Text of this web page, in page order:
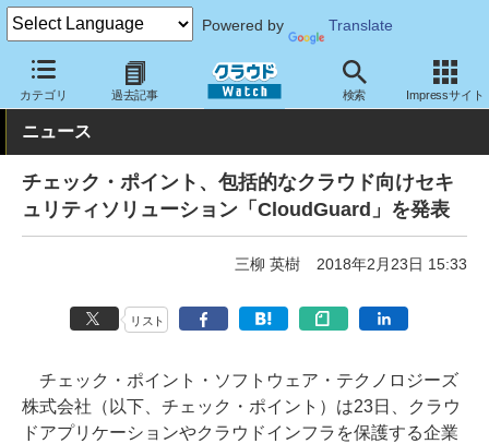
Powered by Translate
カテゴリ 過去記事 検索 Impressサイト
クラウド Watch セキュリティ セキュリティサービス
ニュース
チェック・ポイント、包括的なクラウド向けセキ
ュリティソリューション「CloudGuard」を発表
三柳 英樹 2018年2月23日 15:33
リスト
チェック・ポイント・ソフトウェア・テクノロジーズ
株式会社（以下、チェック・ポイント）は23日、クラウ
ドアプリケーションやクラウドインフラを保護する企業